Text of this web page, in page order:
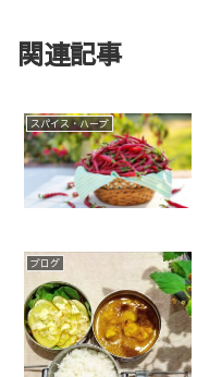
関連記事
スパイス・ハーブ
ブログ